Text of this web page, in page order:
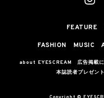
FEATURE
FASHION MUSIC
about EYESCREAM 広告掲載
本誌読者プレゼント